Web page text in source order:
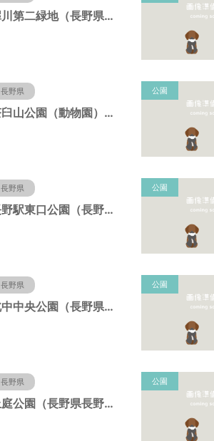
犀川第二緑地（長野県長野市）
長野県
茶臼山公園（動物園）（長野県長野市）
公園
長野県
長野駅東口公園（長野県長野市）
公園
長野県
北中中央公園（長野県長野市）
公園
長野県
上庭公園（長野県長野市）
公園